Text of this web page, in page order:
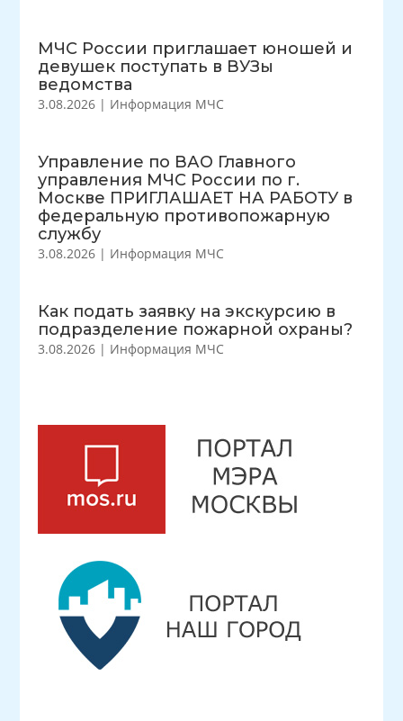
МЧС России приглашает юношей и
девушек поступать в ВУЗы
ведомства
3.08.2026 | Информация МЧС
Управление по ВАО Главного
управления МЧС России по г.
Москве ПРИГЛАШАЕТ НА РАБОТУ в
федеральную противопожарную
службу
3.08.2026 | Информация МЧС
Как подать заявку на экскурсию в
подразделение пожарной охраны?
3.08.2026 | Информация МЧС